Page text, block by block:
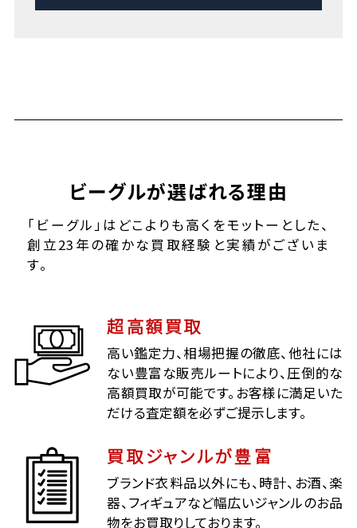
ビーグルが選ばれる理由
「ビーグル」はどこよりも高くをモットーとした、
創立23年の確かな買取経験と実績がございま
す。
超高額買取
高い鑑定力、相場把握の徹底、他社には
ない豊富な販売ルートにより、圧倒的な
高額買取が可能です。お客様に満足いた
だける査定額を必ずご提示します。
買取ジャンルが豊富
ブランド衣料品以外にも、時計、お酒、楽
器、フィギュアなど幅広いジャンルのお品
物をお買取りしております。